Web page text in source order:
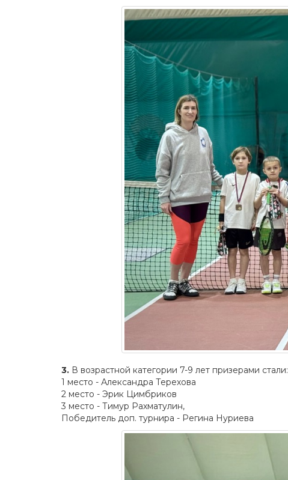
3. В возрастной категории 7-9 лет призерами стали:
1 место - Александра Терехова
2 место - Эрик Цимбриков
3 место - Тимур Рахматулин,
Победитель доп. турнира - Регина Нуриева